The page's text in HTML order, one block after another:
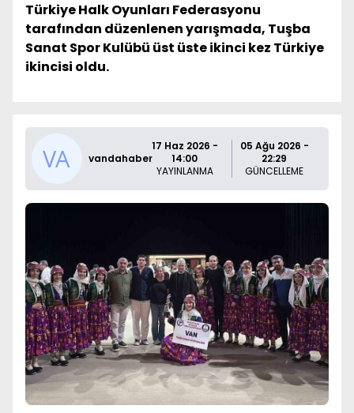
Türkiye Halk Oyunları Federasyonu
tarafından düzenlenen yarışmada, Tuşba
Sanat Spor Kulübü üst üste ikinci kez Türkiye
ikincisi oldu.
vandahaber
17 Haz 2026 -
14:00
YAYINLANMA
05 Ağu 2026 -
22:29
GÜNCELLEME